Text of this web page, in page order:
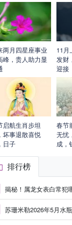
两月四星座事业
峰，贵人助力显
11月
发财
迎接
启航生肖步坦
坏事退散喜悦
日子
春节
无忧
成，
排行榜
揭秘！属龙女表白常犯
苏珊米勒2026年5月水